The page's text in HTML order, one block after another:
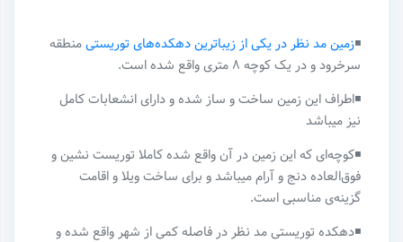
◾️زمین مد نظر در یکی از زیباترین دهکده‌های توریستیمنطقه
سرخرود و در یک کوچه ۸ متری واقع شده است.
◾️اطراف این‌ زمین ساخت و ساز شده و دارای انشعابات کامل
نیز میباشد
◾️کوچه‌‌ای که این زمین در آن واقع شده کاملا توریست نشین و
فوق‌العاده دنج و آرام میباشد و برای ساخت ویلا و اقامت
گزینه‌ی مناسبی است.
◾️دهکده توریستی مد نظر در فاصله کمی از شهر واقع شده و